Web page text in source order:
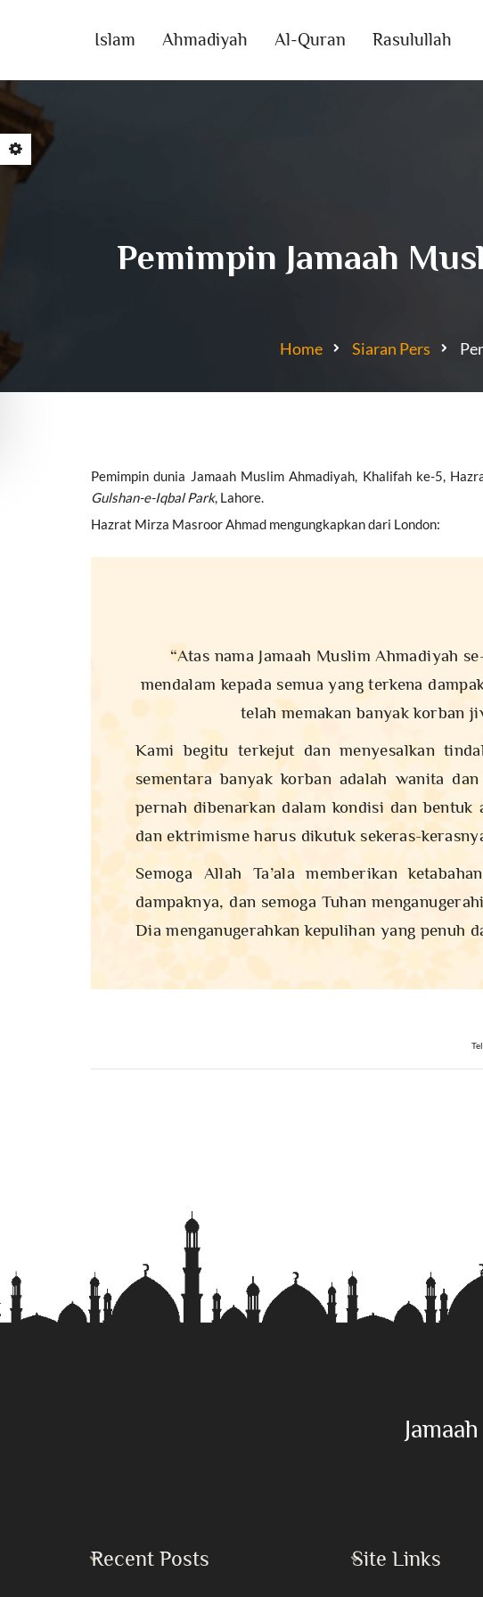
Islam Ahmadiyah Al-Quran Rasulullah
Pemimpin Jamaah
Home Siaran Pers
Pemimpin dunia Jamaah Muslim Ahmadiyah, Khalifah ke-5,
Gulshan-e-Iqbal Park, Lahore.
Hazrat Mirza Masroor Ahmad mengungkapkan dari London:
“Atas nama Jamaah Muslim Ahmadiyah
mendalam kepada semua yang terkena
telah memakan banyak korban
Kami begitu terkejut dan menyesalkan
sementara banyak korban adalah wanita
pernah dibenarkan dalam kondisi dan
dan ektrimisme harus dikutuk sekeras-
Semoga Allah Ta’ala memberikan
dampaknya, dan semoga Tuhan
Dia menganugerahkan kepulihan yang penuh
Recent Posts Site Links